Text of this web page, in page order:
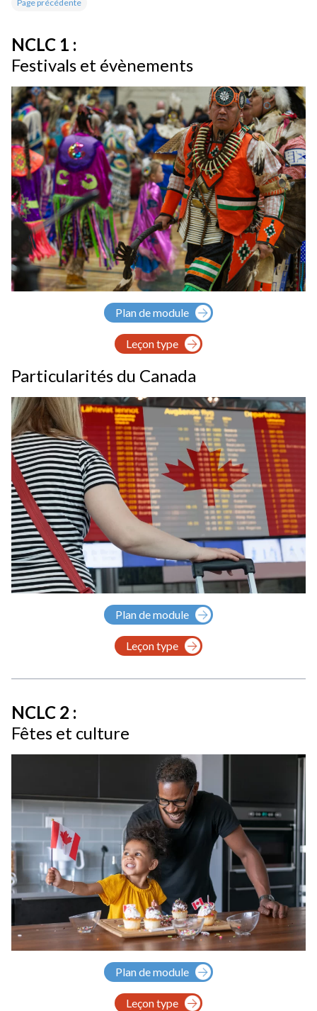
Page précédente
NCLC 1 :
Festivals et évènements
Plan de module
Leçon type
Particularités du Canada
Plan de module
Leçon type
NCLC 2 :
Fêtes et culture
Plan de module
Leçon type